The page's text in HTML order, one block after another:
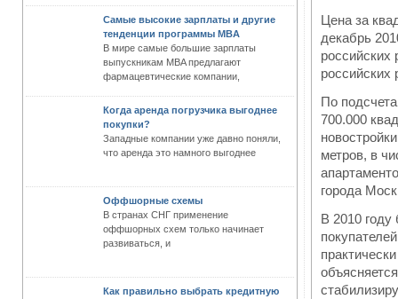
Самые высокие зарплаты и другие
тенденции программы MBA
В мире самые большие зарплаты
выпускникам MBA предлагают
фармацевтические компании,
Когда аренда погрузчика выгоднее
покупки?
Западные компании уже давно поняли,
что аренда это намного выгоднее
Оффшорные схемы
В странах СНГ применение
оффшорных схем только начинает
развиваться, и
Как правильно выбрать кредитную
Цена за
декабрь
российских
По
700.000
метров, в
города
В 2010 году